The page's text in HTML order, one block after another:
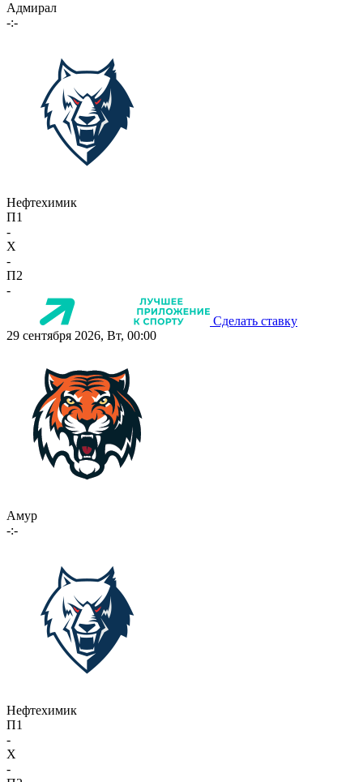
Адмирал
-:-
Нефтехимик
П1
-
X
-
П2
-
Сделать ставку
29 сентября 2026, Вт, 00:00
Амур
-:-
Нефтехимик
П1
-
X
-